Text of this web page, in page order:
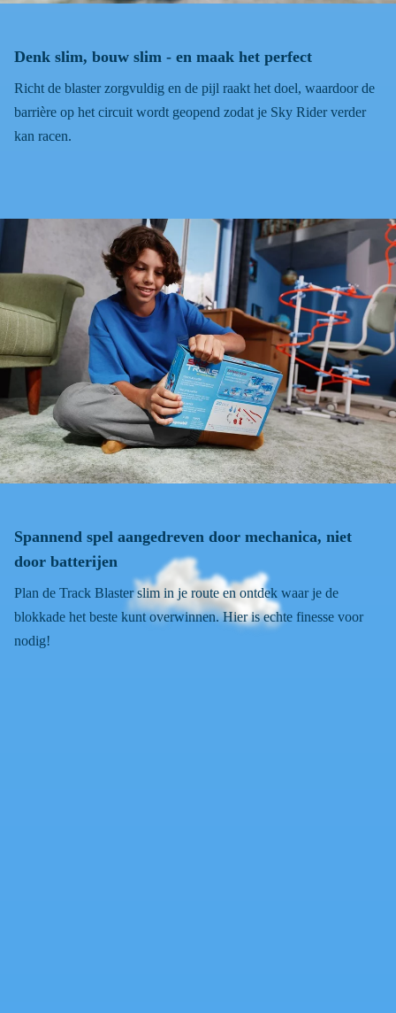
Denk slim, bouw slim - en maak het perfect
Richt de blaster zorgvuldig en de pijl raakt het doel, waardoor de
barrière op het circuit wordt geopend zodat je Sky Rider verder
kan racen.
Spannend spel aangedreven door mechanica, niet
door batterijen
Plan de Track Blaster slim in je route en ontdek waar je de
blokkade het beste kunt overwinnen. Hier is echte finesse voor
nodig!